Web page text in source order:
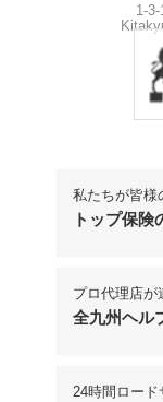
1-
私たちが皆様
トップ保険
プロ代理店が
全九州ヘル
24時間ロード